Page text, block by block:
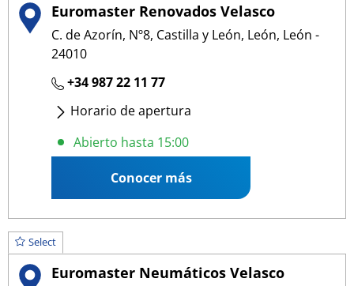
Euromaster Renovados Velasco
C. de Azorín, Nº8, Castilla y León, León, León -
24010
+34 987 22 11 77
Horario de apertura
Lunes- Jueves: 09:00 14:00
Viernes:09:00 15:00
Abierto hasta 15:00
Conocer más
Select
Euromaster Neumáticos Velasco